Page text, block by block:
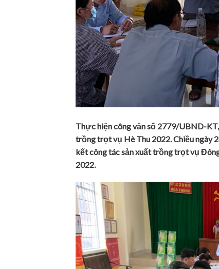
Thực hiện công văn số 2779/UBND-
trồng trọt vụ Hè Thu 2022. Chiều ngày
kết công tác sản xuất trồng trọt vụ
2022.